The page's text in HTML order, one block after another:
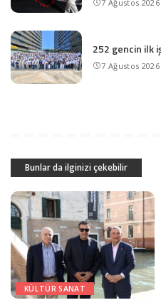
7 Ağustos 2026
252 gencin ilk
7 Ağustos 2026
Bunlar da ilginizi çekebilir
KÜLTÜR SANAT